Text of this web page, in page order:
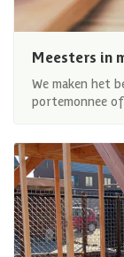
Meesters in
We maken het
portemonnee